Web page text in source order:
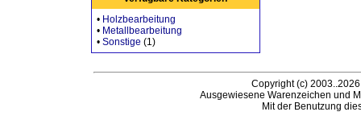
• Holzbearbeitung
• Metallbearbeitung
• Sonstige (1)
Copyright (c)
Ausgewiesene Warenzeichen und
Mit der Benutzung